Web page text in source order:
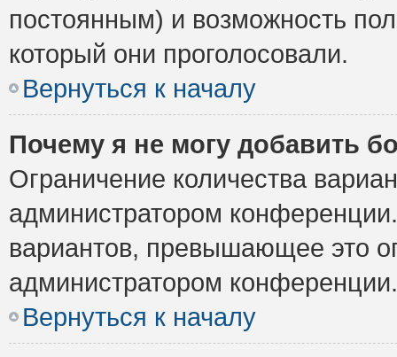
постоянным) и возможность
который они проголосовали.
Вернуться к началу
Почему я не могу добавить
Ограничение количества
администратором
вариантов, превышающее это
администратором конференции.
Вернуться к началу